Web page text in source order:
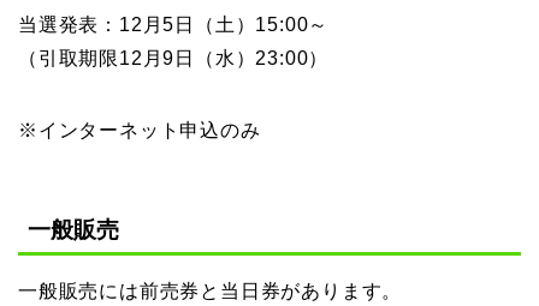
当選発表：12月5日（土）15:00～
（引取期限12月9日（水）23:00）
※インターネット申込のみ
一般販売
一般販売には前売券と当日券があります。